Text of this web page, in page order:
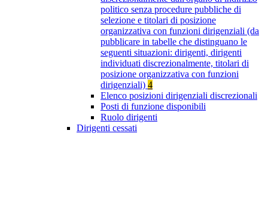
politico senza procedure pubbliche di
selezione e titolari di posizione
organizzativa con funzioni dirigenziali (da
pubblicare in tabelle che distinguano le
seguenti situazioni: dirigenti, dirigenti
individuati discrezionalmente, titolari di
posizione organizzativa con funzioni
dirigenziali) 4
Elenco posizioni dirigenziali discrezionali
Posti di funzione disponibili
Ruolo dirigenti
Dirigenti cessati